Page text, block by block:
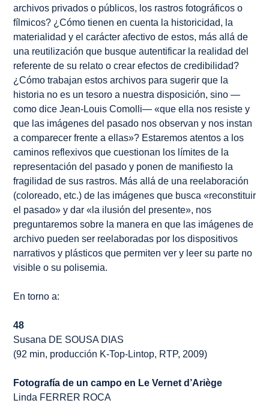
archivos privados o públicos, los rastros fotográficos o
fílmicos? ¿Cómo tienen en cuenta la historicidad, la
materialidad y el carácter afectivo de estos, más allá de
una reutilización que busque autentificar la realidad del
referente de su relato o crear efectos de credibilidad?
¿Cómo trabajan estos archivos para sugerir que la
historia no es un tesoro a nuestra disposición, sino —
como dice Jean-Louis Comolli— «que ella nos resiste y
que las imágenes del pasado nos observan y nos instan
a comparecer frente a ellas»? Estaremos atentos a los
caminos reflexivos que cuestionan los límites de la
representación del pasado y ponen de manifiesto la
fragilidad de sus rastros. Más allá de una reelaboración
(coloreado, etc.) de las imágenes que busca «reconstituir
el pasado» y dar «la ilusión del presente», nos
preguntaremos sobre la manera en que las imágenes de
archivo pueden ser reelaboradas por los dispositivos
narrativos y plásticos que permiten ver y leer su parte no
visible o su polisemia.
En torno a:
48
Susana DE SOUSA DIAS
(92 min, producción K-Top-Lintop, RTP, 2009)
Fotografía de un campo en Le Vernet d’Ariège
Linda FERRER ROCA